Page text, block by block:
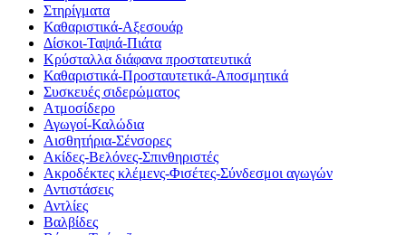
Στηρίγματα
Καθαριστικά-Αξεσουάρ
Δίσκοι-Ταψιά-Πιάτα
Κρύσταλλα διάφανα προστατευτικά
Καθαριστικά-Προσταυτετικά-Αποσμητικά
Συσκευές σιδερώματος
Ατμοσίδερο
Αγωγοί-Καλώδια
Αισθητήρια-Σένσορες
Ακίδες-Βελόνες-Σπινθηριστές
Ακροδέκτες κλέμενς-Φισέτες-Σύνδεσμοι αγωγών
Αντιστάσεις
Αντλίες
Βαλβίδες